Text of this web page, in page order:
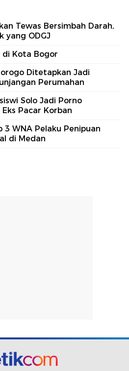
Tewas Bersimbah Darah,
yang ODGJ
di Kota Bogor
Ditetapkan Jadi
Perumahan
Solo Jadi Porno
Pacar Korban
3 WNA Pelaku Penipuan
di Medan